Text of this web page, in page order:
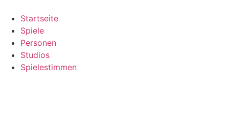
Inhalt
springen
Startseite
Spiele
Personen
Studios
Spielestimmen